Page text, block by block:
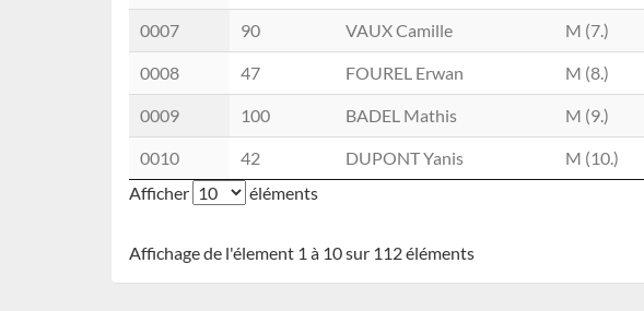
0007 90 VAUX Camille M (7.)
0008 47 FOUREL Erwan M (8.)
0009 100 BADEL Mathis M (9.)
0010 42 DUPONT Yanis M (10.)
Afficher
éléments
Affichage de l'élement 1 à 10 sur 112 éléments